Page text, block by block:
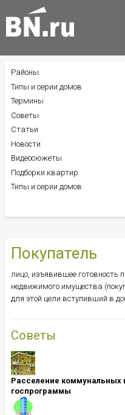
Покупатель
лицо, изъявившее готовность
недвижимого имущества
для этой цели вступивший в
Советы
Расселение коммунальных
госпрограммы
БОКОВОЕ
МЕНЮ
Районы
Типы и серии домов
Термины
Советы
Статьи
Новости
Видеосюжеты
Подборки квартир
Типы и серии домов